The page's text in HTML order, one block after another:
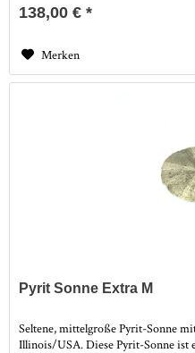
138,00 € *
Merken
Pyrit Sonne Extra M
Seltene, mittelgroße Pyrit-Sonne
Illinois/USA. Diese Pyrit-Sonne ist